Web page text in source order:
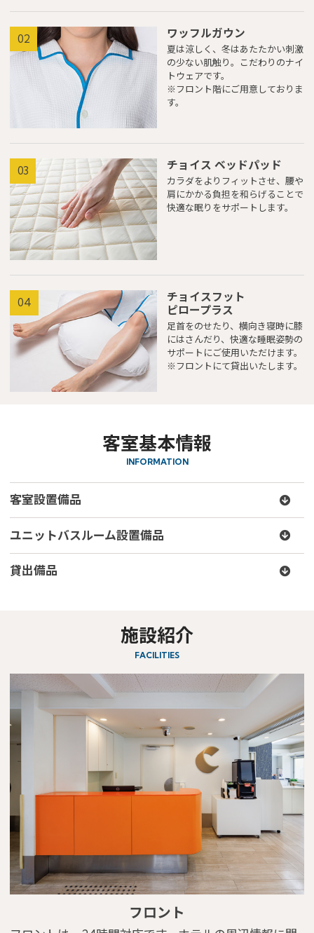
02 ワッフルガウン
夏は涼しく、冬はあたたかい刺激
の少ない肌触り。こだわりのナイ
トウェアです。
※フロント階にご用意しておりま
す。
03 チョイス ベッドパッド
カラダをよりフィットさせ、腰や
肩にかかる負担を和らげることで
快適な眠りをサポートします。
04
チョイスフット
ピロープラス
足首をのせたり、横向き寝時に膝
にはさんだり、快適な睡眠姿勢の
サポートにご使用いただけます。
※フロントにて貸出いたします。
客室基本情報
INFORMATION
客室設置備品
ユニットバスルーム設置備品
貸出備品
施設紹介
FACILITIES
フロント